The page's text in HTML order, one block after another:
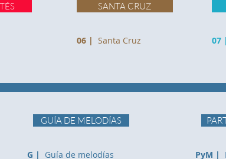
SANTA CRUZ
06 | Santa Cruz 07 |
GUÍA DE MELODÍAS
G | Guía de melodías PyM |